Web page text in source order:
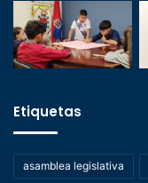
Etiquetas
asamblea legislativa